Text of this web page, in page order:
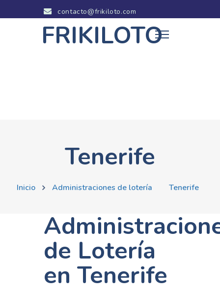
contacto@frikiloto.com
FRIKILOTO
Tenerife
Inicio Administraciones de lotería Tenerife
de Lotería
en Tenerife